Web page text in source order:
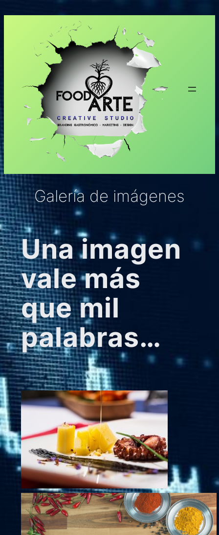
contenido
Galería de imágenes
Una imagen
vale más
que mil
palabras…